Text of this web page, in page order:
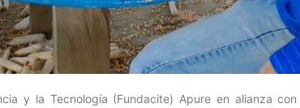
y la Tecnología (Fundacite) Apure en alianza